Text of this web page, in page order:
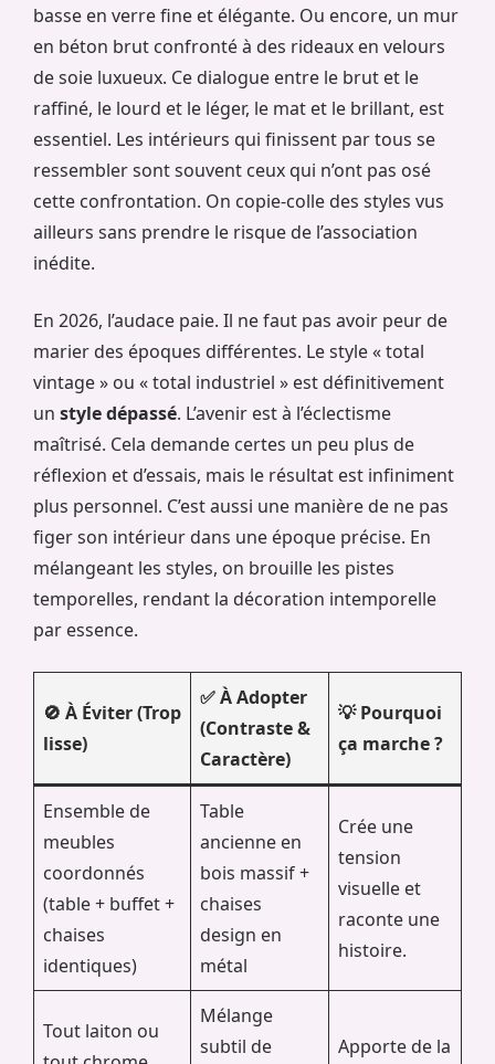
basse en verre fine et élégante. Ou encore, un mur
en béton brut confronté à des rideaux en velours
de soie luxueux. Ce dialogue entre le brut et le
raffiné, le lourd et le léger, le mat et le brillant, est
essentiel. Les intérieurs qui finissent par tous se
ressembler sont souvent ceux qui n’ont pas osé
cette confrontation. On copie-colle des styles vus
ailleurs sans prendre le risque de l’association
inédite.
En 2026, l’audace paie. Il ne faut pas avoir peur de
marier des époques différentes. Le style « total
vintage » ou « total industriel » est définitivement
un style dépassé. L’avenir est à l’éclectisme
maîtrisé. Cela demande certes un peu plus de
réflexion et d’essais, mais le résultat est infiniment
plus personnel. C’est aussi une manière de ne pas
figer son intérieur dans une époque précise. En
mélangeant les styles, on brouille les pistes
temporelles, rendant la décoration intemporelle
par essence.
🚫 À Éviter (Trop
lisse)
✅ À Adopter
(Contraste &
Caractère)
💡 Pourquoi
ça marche ?
Ensemble de
meubles
coordonnés
(table + buffet +
chaises
identiques)
Table
ancienne en
bois massif +
chaises
design en
métal
Crée une
tension
visuelle et
raconte une
histoire.
Tout laiton ou
Mélange
subtil de
Apporte de la